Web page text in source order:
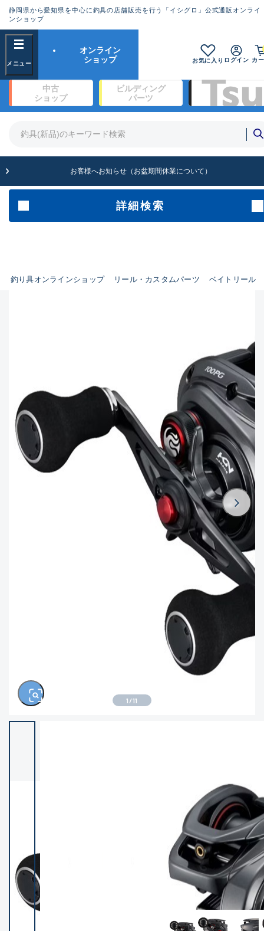
静岡県から愛知県を中心に釣具の店舗販売を行う「イシグロ」公式通販オンライ
ンショップ
オンライン
ショップ
お気に入り ログイン カ
中古
ショップ
ビルディング
パーツ
お客様へお知らせ（お盆期間休業について）
詳細検索
釣り具オンラインショップ リール・カスタムパーツ ベイトリール
フリーワード
商品カテゴリ
リール・カスタムパーツ(342)
ライン・ハリス・道糸(761)
針・仕掛(319)
新商品(35)
この条件で検索する
ランクとは？
良
SA
新古品（メーカー問屋から仕入
た未使用品）
※店頭展示時の置き傷が付いているも
のも含む
傷が極めて少ない極上品
使用感や傷のある一般的な中古
C-
かなり使用感があり、全体的に
立つ傷が多い品
D
著しく状態が悪いが使用はでき
もの、改造品も含む
※ルアー、エギ、雑品、その他につきましてはラ
ク表記はございません。 状態は写真にてご確認く
1 /11